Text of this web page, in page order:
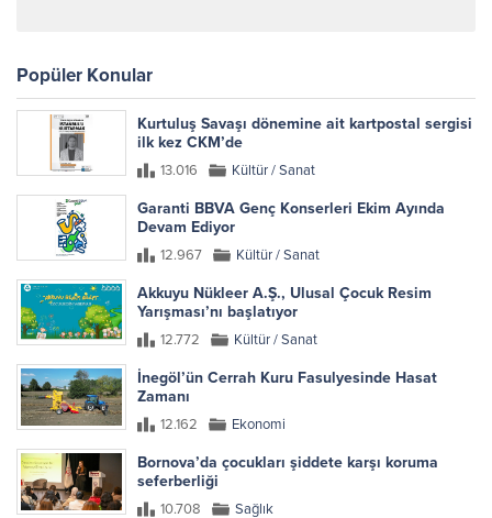
Popüler Konular
Kurtuluş Savaşı dönemine ait kartpostal sergisi
ilk kez CKM’de
13.016 Kültür / Sanat
Garanti BBVA Genç Konserleri Ekim Ayında
Devam Ediyor
12.967 Kültür / Sanat
Akkuyu Nükleer A.Ş., Ulusal Çocuk Resim
Yarışması’nı başlatıyor
12.772 Kültür / Sanat
İnegöl’ün Cerrah Kuru Fasulyesinde Hasat
Zamanı
12.162 Ekonomi
Bornova’da çocukları şiddete karşı koruma
seferberliği
10.708 Sağlık